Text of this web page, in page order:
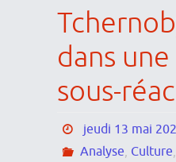
dans
sous-
jeudi 13 mai
Analyse, Culture,